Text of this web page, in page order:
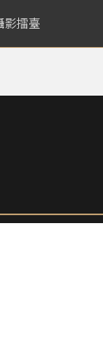
影擂臺